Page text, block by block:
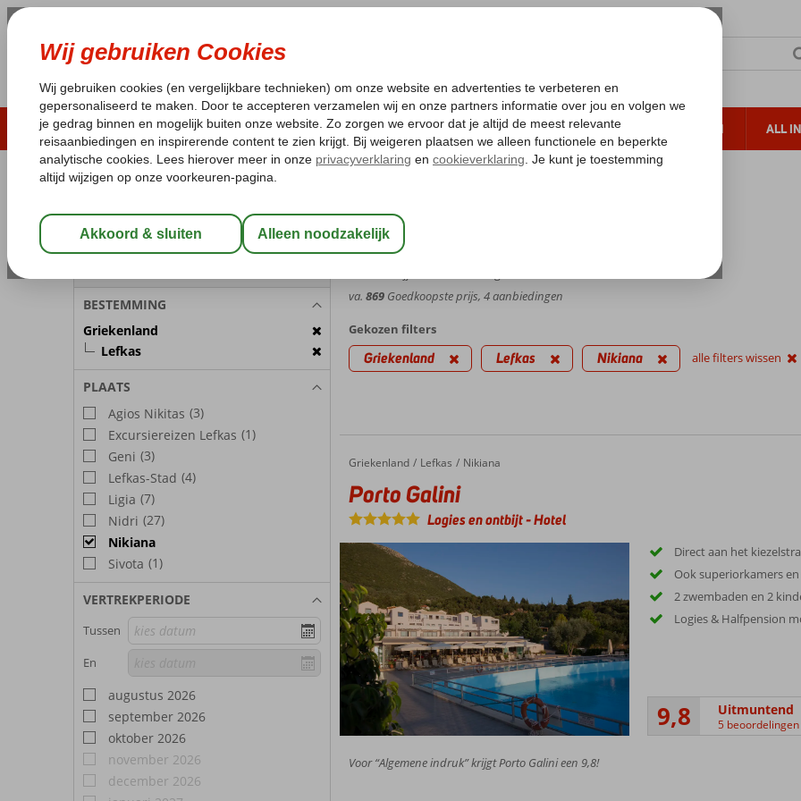
ZOMER 2026 LAST MINUTES WINTERZON ZONVAKANTIES VERRE REIZEN ALL
Laagsteprijsgarantie* Geen fueltoeslag Gratis annuleren*
REISGEZELSCHAP
Kamer 1: 2 Personen
BESTEMMING
Griekenland
Lefkas
PLAATS
Agios Nikitas (3)
Excursiereizen Lefkas (1)
Geni (3)
Lefkas-Stad (4)
Ligia (7)
Nidri (27)
Nikiana
Sivota (1)
VERTREKPERIODE
Tussen
En
augustus 2026
september 2026
oktober 2026
november 2026
december 2026
Home
Griekenland
Nikiana
va. 869Goedkoopste prijs, 4 aanbiedingen
Gekozen filters
Griekenland Lefkas Nikiana alle filters wissen
Home
Griekenland Lefkas Nikiana
Porto Galini
Porto Galini
Logies en ontbijt-Hotel
Direct aan het
Ook superiorkamers
2 zwembaden en 2
Logies & Halfpension
9,8 Uitmuntend
5 beoordelingen
Voor “Algemene indruk” krijgt Porto Galini een 9,8!